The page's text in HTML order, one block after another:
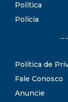
Política
Polícia
Política de
Fale Conosco
Anuncie